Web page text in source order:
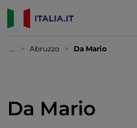
... Abruzzo Da Mario
Da Mario